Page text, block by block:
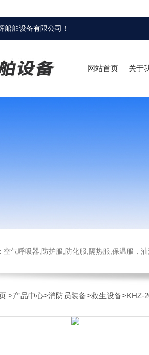
船舶设备有限公司 ！
网站首页 关于
空气呼吸器,防护服,防化服,隔热服,保温服，
>产品中心>消防员装备>救生设备>KHZ-